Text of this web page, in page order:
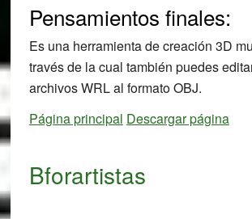
Pensamientos finales:
Es una herramienta de creación 3D
través de la cual también puedes
archivos WRL al formato OBJ.
Página principal Descargar página
Bforartistas